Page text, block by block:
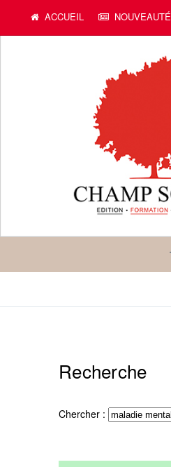
ACCUEIL
Recherche
Chercher :